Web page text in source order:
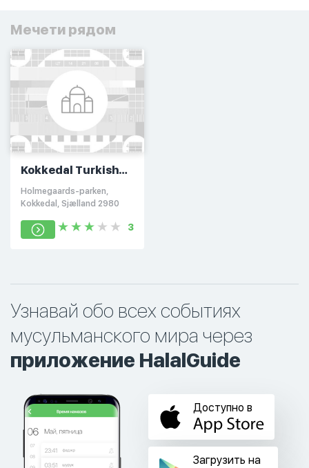
Мечети рядом
Kokkedal Turkish
Masjid
Holmegaards-parken,
Kokkedal, Sjælland 2980
3
Узнавай обо всех событиях
мусульманского мира через
приложение HalalGuide
Доступно в
Загрузить на